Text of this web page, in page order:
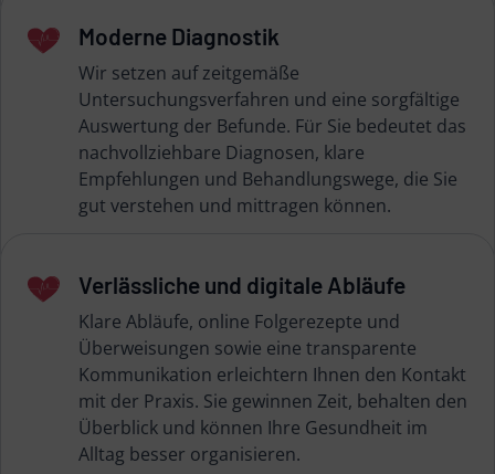
Moderne Diagnostik
Wir setzen auf zeitgemäße
Untersuchungsverfahren und eine sorgfältige
Auswertung der Befunde. Für Sie bedeutet das
nachvollziehbare Diagnosen, klare
Empfehlungen und Behandlungswege, die Sie
gut verstehen und mittragen können.
Verlässliche und digitale Abläufe
Klare Abläufe, online Folgerezepte und
Überweisungen sowie eine transparente
Kommunikation erleichtern Ihnen den Kontakt
mit der Praxis. Sie gewinnen Zeit, behalten den
Überblick und können Ihre Gesundheit im
Alltag besser organisieren.